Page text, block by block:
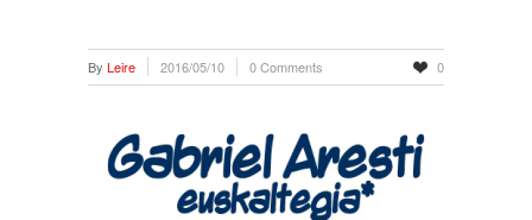
By Leire 2016/05/10 0 Comments 0